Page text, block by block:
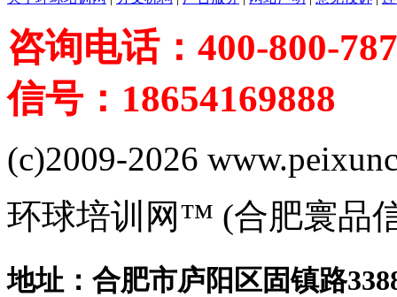
咨询电话：400-800-
信号：18654169888
(c)2009-2026
环球培训网™ (合肥寰品
地址：合肥市庐阳区固镇路